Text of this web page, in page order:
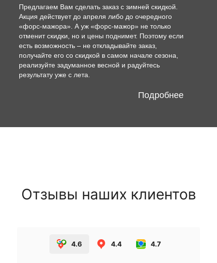
Предлагаем Вам сделать заказ с зимней скидкой.
Акция действует до апреля либо до очередного
«форс-мажора». А уж «форс-мажор» не только
отменит скидки, но и цены поднимет. Поэтому если
есть возможность – не откладывайте заказ,
получайте его со скидкой в самом начале сезона,
реализуйте задуманное весной и радуйтесь
результату уже с лета.
Подробнее
Отзывы наших клиентов
4.6 4.4 4.7